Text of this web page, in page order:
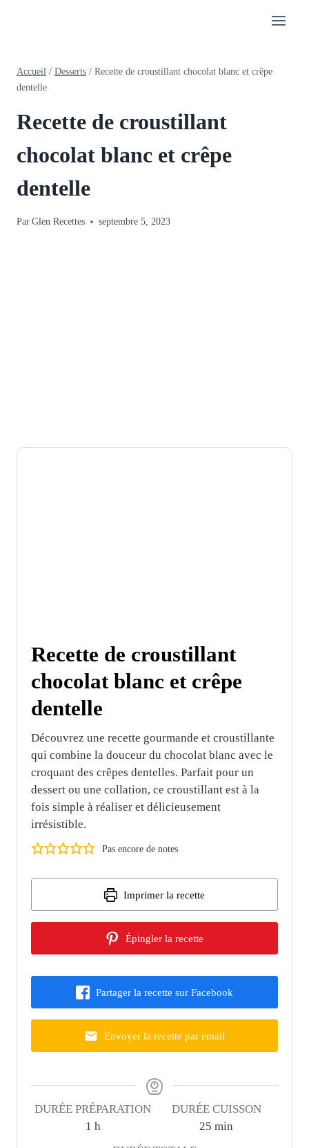
Accueil / Desserts / Recette de croustillant chocolat blanc et crêpe
dentelle
Recette de croustillant
chocolat blanc et crêpe
dentelle
Par Glen Recettes septembre 5, 2023
Recette de croustillant
chocolat blanc et crêpe
dentelle
Découvrez une recette gourmande et croustillante
qui combine la douceur du chocolat blanc avec le
croquant des crêpes dentelles. Parfait pour un
dessert ou une collation, ce croustillant est à la
fois simple à réaliser et délicieusement
irrésistible.
Pas encore de notes
Imprimer la recette
Épingler la recette
Partager la recette sur Facebook
Envoyer la recette par email
DURÉE PRÉPARATION
1 hh
DURÉE CUISSON
25 m
min